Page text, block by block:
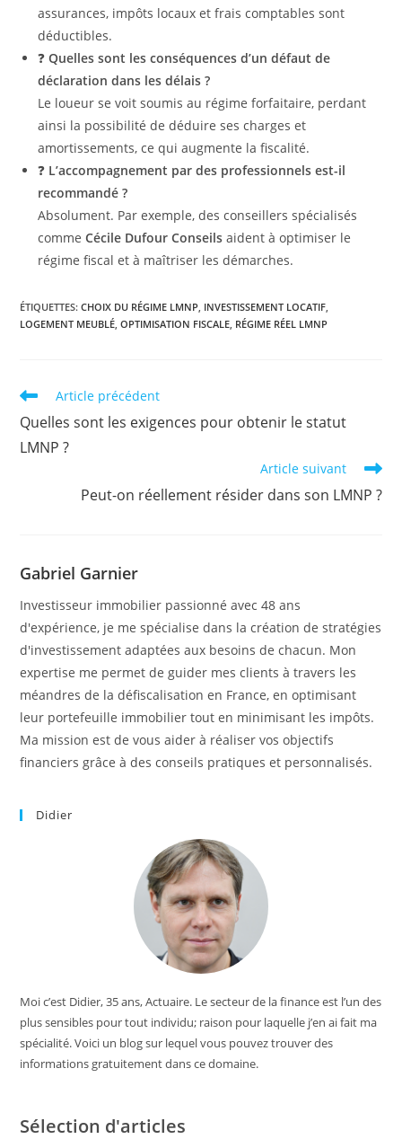
assurances, impôts locaux et frais comptables sont
déductibles.
❓Quelles sont les conséquences d’un défaut de
déclaration dans les délais ?
Le loueur se voit soumis au régime forfaitaire, perdant
ainsi la possibilité de déduire ses charges et
amortissements, ce qui augmente la fiscalité.
❓ L’accompagnement par des professionnels est-il
recommandé ?
Absolument. Par exemple, des conseillers spécialisés
commeCécile Dufour Conseils aident à optimiser le
régime fiscal et à maîtriser les démarches.
ÉTIQUETTES:CHOIX DU RÉGIME LMNP, INVESTISSEMENT LOCATIF,
LOGEMENT MEUBLÉ, OPTIMISATION FISCALE, RÉGIME RÉEL LMNP
Read
more
articles
Article précédent
Quelles sont les exigences pour obtenir le statut
LMNP ?
Article suivant
Peut-on réellement résider dans son LMNP ?
Gabriel Garnier
Investisseur immobilier passionné avec 48 ans
d'expérience, je me spécialise dans la création de stratégies
d'investissement adaptées aux besoins de chacun. Mon
expertise me permet de guider mes clients à travers les
méandres de la défiscalisation en France, en optimisant
leur portefeuille immobilier tout en minimisant les impôts.
Ma mission est de vous aider à réaliser vos objectifs
financiers grâce à des conseils pratiques et personnalisés.
Didier
Moi c’est Didier, 35 ans, Actuaire. Le secteur de la finance est l’un des
plus sensibles pour tout individu; raison pour laquelle j’en ai fait ma
spécialité. Voici un blog sur lequel vous pouvez trouver des
informations gratuitement dans ce domaine.
Sélection d'articles